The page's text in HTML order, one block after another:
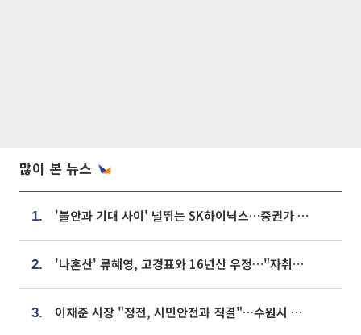
많이 본 뉴스
1. '불안과 기대 사이' 널뛰는 SK하이닉스…증권가 "HBM4·LTA 기반 펀터멘털 견고"
2. '나혼산' 류혜영, 고경표와 16년산 우정…"자취방서 부모님과 마주쳐"
3. 이재준 시장 "정전, 시민안전과 직결"…수원시 비상대응체계 가동